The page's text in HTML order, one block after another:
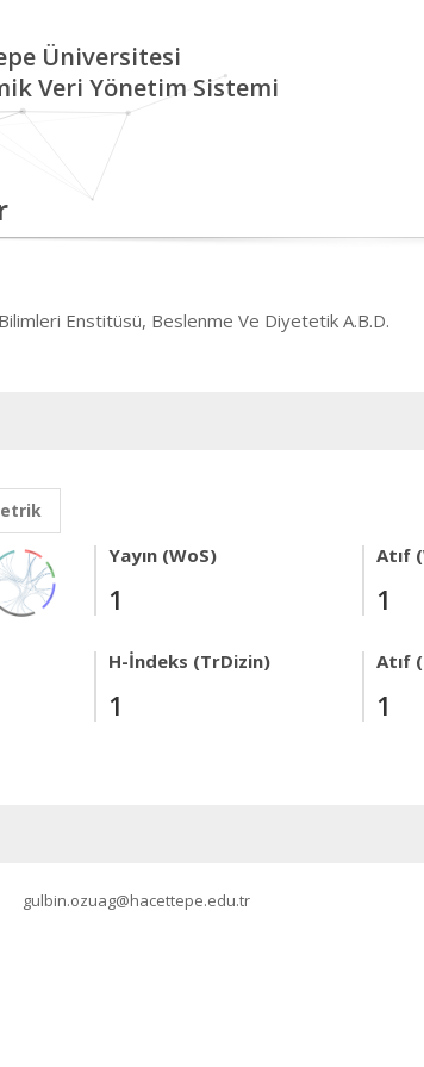
Üniversitesi
Veri Yönetim Sistemi
Bilimleri Enstitüsü, Beslenme Ve Diyetetik A.B.D.
Yayın (WoS)
1
Atıf
1
H-İndeks (TrDizin)
1
Atıf
1
gulbin.ozuag@hacettepe.edu.tr